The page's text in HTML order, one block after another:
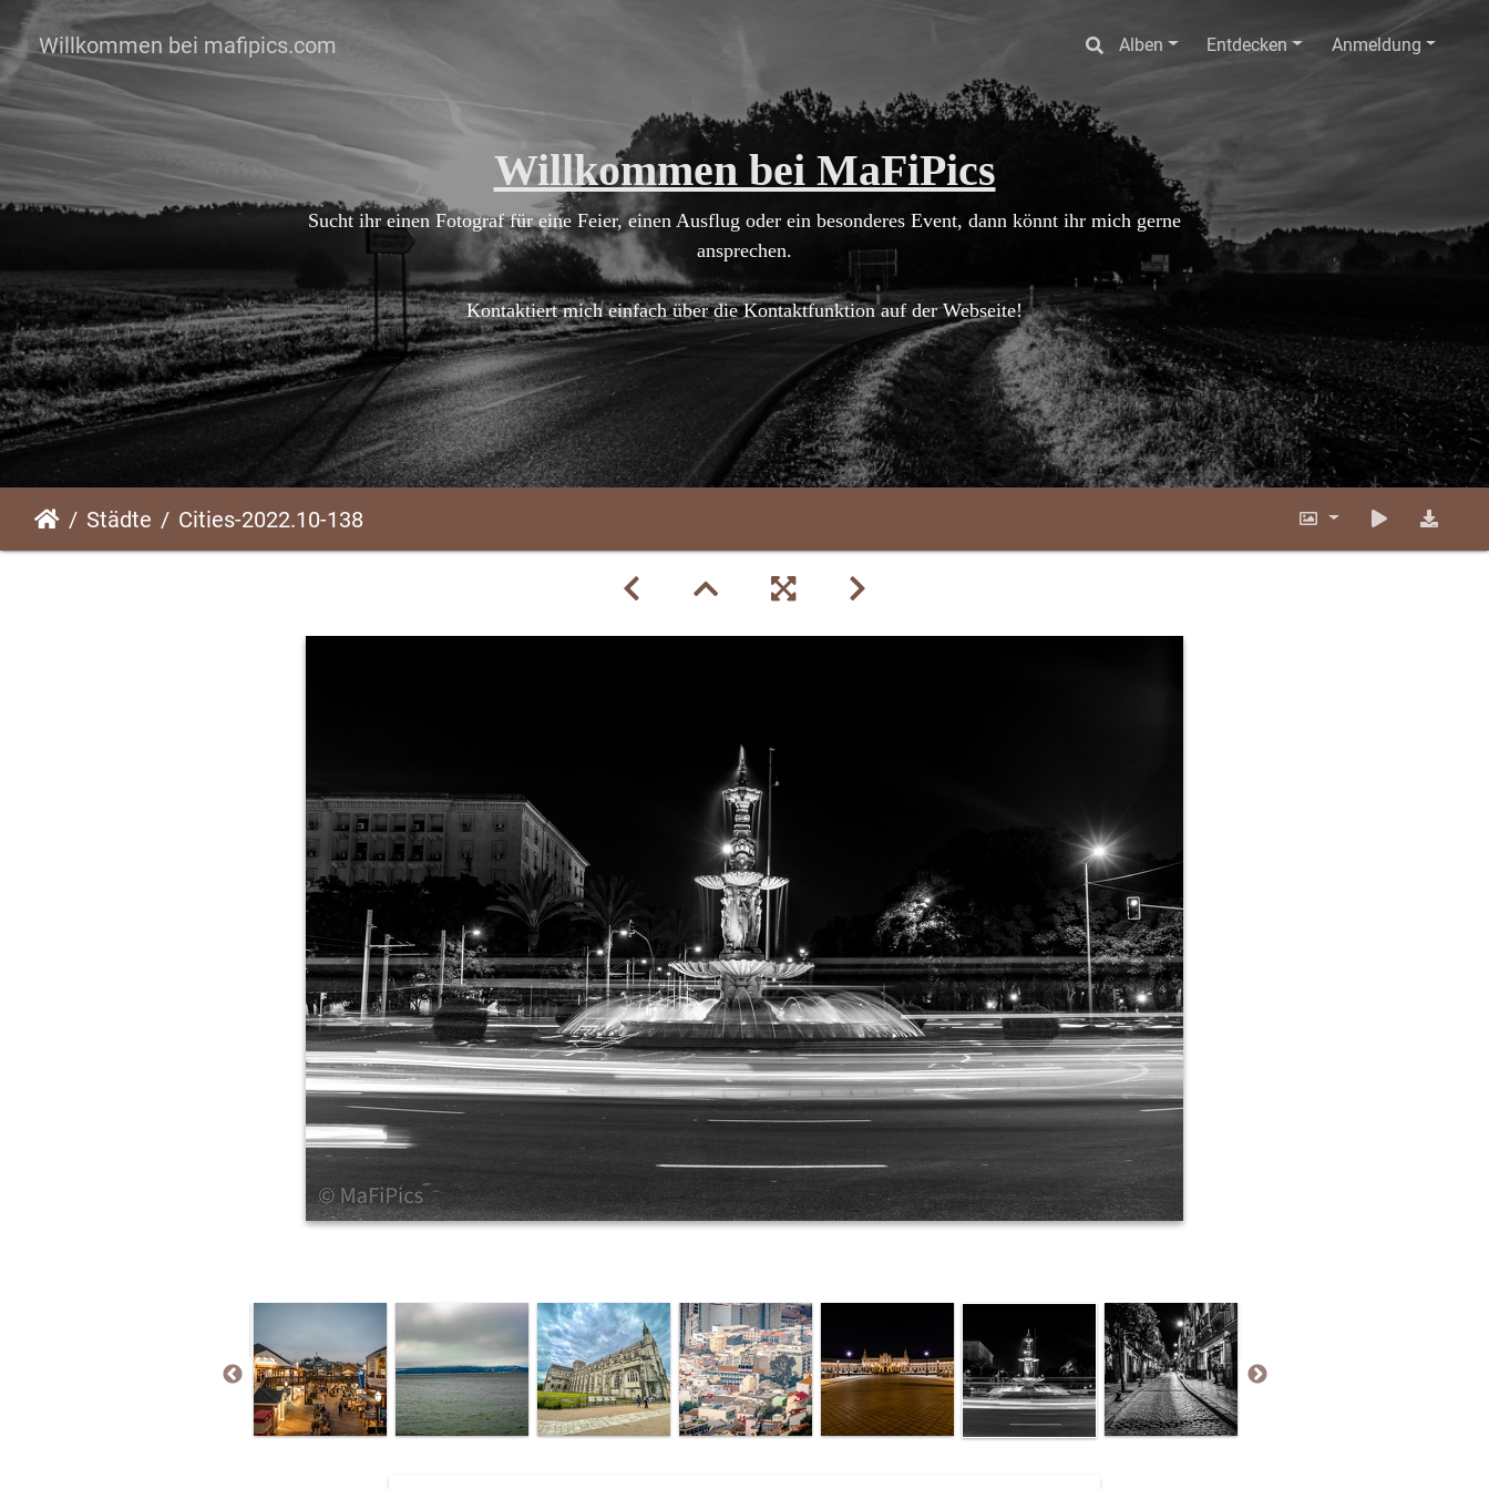
Willkommen bei mafipics.com Alben Entdecken Anmeldung
Willkommen bei MaFiPics
Sucht ihr einen Fotograf für eine Feier, einen Ausflug oder ein besonderes Event, dann könnt ihr mich gerne
ansprechen.
Kontaktiert mich einfach über die Kontaktfunktion auf der Webseite!
Städte Cities-2022.10-138